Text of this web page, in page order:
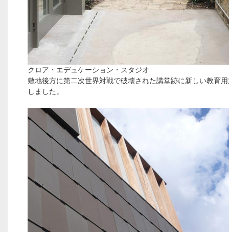
クロア・エデュケーション・スタジオ
敷地後方に第二次世界対戦で破壊された講堂跡に新しい教育
しました。